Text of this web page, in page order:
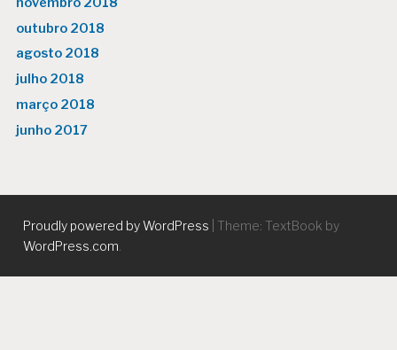
outubro 2018
agosto 2018
julho 2018
março 2018
junho 2017
Proudly powered by WordPress
Theme: TextBook by
WordPress.com.